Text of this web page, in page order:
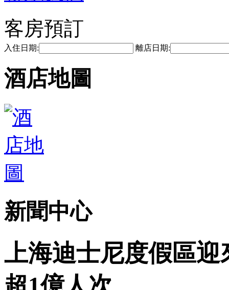
客房預訂
入住日期: 離店日期:
酒店地圖
新聞中心
上海迪士尼度假區